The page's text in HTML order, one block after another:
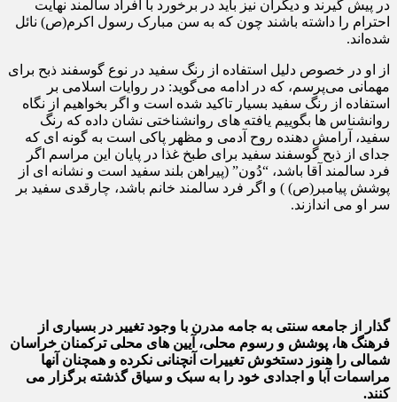
در پیش گیرند و دیگران نیز باید در برخورد با افراد سالمند نهایت
احترام را داشته باشند چون که به سن مبارک رسول اکرم(ص) نائل
شده‌اند.
از او در خصوص دلیل استفاده از رنگ سفید در نوع گوسفند ذبح برای
مهمانی می‌پرسم، که در ادامه می‌گوید: در روایات اسلامی بر
استفاده از رنگ سفید بسیار تاکید شده است و اگر بخواهیم از نگاه
روانشناس ها بگوییم یافته های روانشناختی نشان داده که رنگ
سفید، آرامش دهنده روح آدمی و مظهر پاکی است به گونه ای که
جدای از ذبح گوسفند سفید برای طبخ غذا در پایان این مراسم اگر
فرد سالمند آقا باشد، “دُون” (پیراهن بلند سفید است و نشانه ای از
پوشش پیامبر(ص) ) و اگر فرد سالمند خانم باشد، چارقدی سفید بر
سر او می اندازند.
گذار از جامعه سنتی به جامه مدرن با وجود تغییر در بسیاری از
فرهنگ ها، پوشش و رسوم محلی، آیین های محلی ترکمنان خراسان
شمالی را هنوز دستخوش تغییرات آنچنانی نکرده و همچنان آنها
مراسمات آبا و اجدادی خود را به سبک و سیاق گذشته برگزار می
کنند.